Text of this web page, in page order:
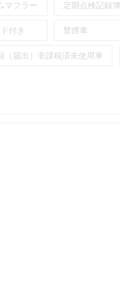
マフラー 定期点検記録簿
付き 禁煙車
（届出）非課税済未使用車